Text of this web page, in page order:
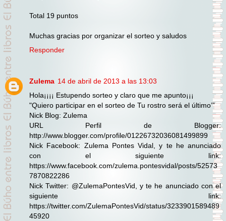
Total 19 puntos
Muchas gracias por organizar el sorteo y saludos
Responder
Zulema 14 de abril de 2013 a las 13:03
Hola¡¡¡¡ Estupendo sorteo y claro que me apunto¡¡¡
"Quiero participar en el sorteo de Tu rostro será el último’”
Nick Blog: Zulema
URL Perfil de Blogger:
http://www.blogger.com/profile/01226732036081499899
Nick Facebook: Zulema Pontes Vidal, y te he anunciado
con el siguiente link:
https://www.facebook.com/zulema.pontesvidal/posts/52573
7870822286
Nick Twitter: @ZulemaPontesVid, y te he anunciado con el
siguiente link:
https://twitter.com/ZulemaPontesVid/status/3233901589489
45920